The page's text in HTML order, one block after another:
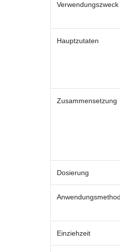
Verwendungszweck
Hauptzutaten
Zusammensetzung
Dosierung
Einziehzeit